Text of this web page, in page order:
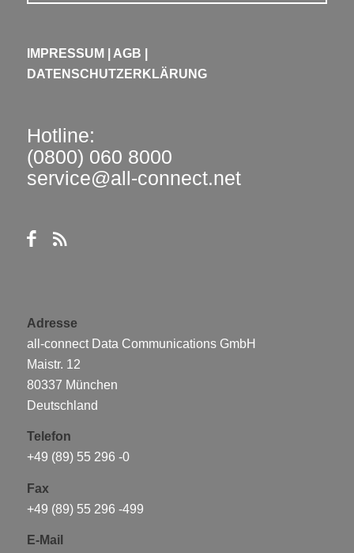
IMPRESSUM AGB
DATENSCHUTZERKLÄRUNG
Hotline:
(0800) 060 8000
service@all-connect.net
Adresse
all-connect Data Communications GmbH
Maistr. 12
80337 München
Deutschland
Telefon
+49 (89) 55 296 -0
Fax
+49 (89) 55 296 -499
E-Mail